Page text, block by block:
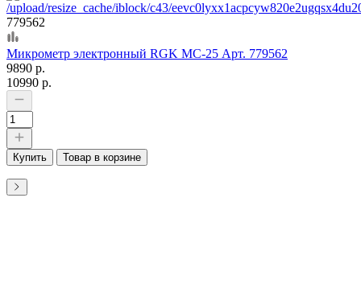
779562
Микрометр электронный RGK MC-25 Арт. 779562
9890 р.
10990 р.
Купить Товар в корзине